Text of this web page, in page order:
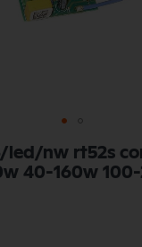
led/nw rt52s
40-160w